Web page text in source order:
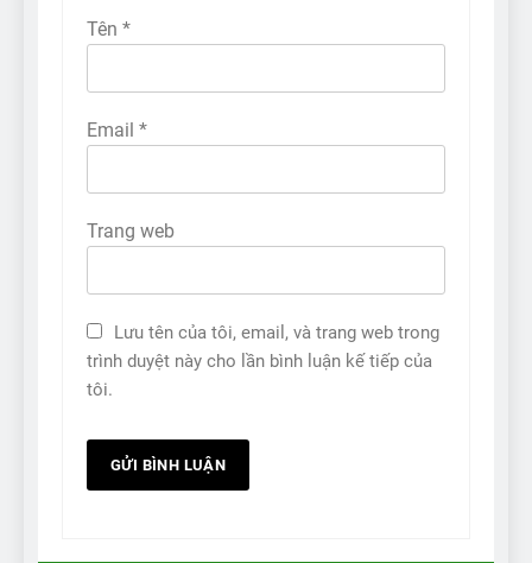
Tên *
Email *
Trang web
Lưu tên của tôi, email, và trang web trong
trình duyệt này cho lần bình luận kế tiếp của
tôi.